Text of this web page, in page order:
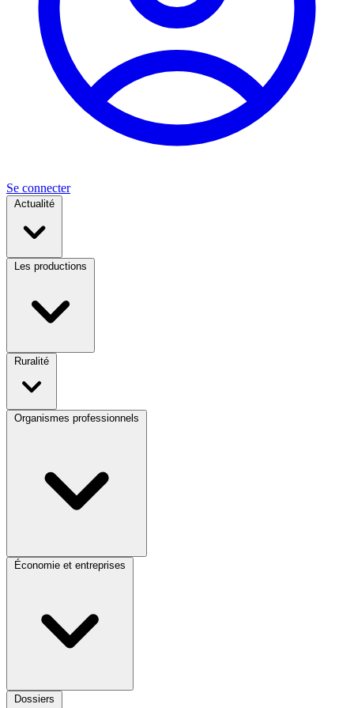
Se connecter
Actualité
Les productions
Ruralité
Organismes professionnels
Économie et entreprises
Dossiers